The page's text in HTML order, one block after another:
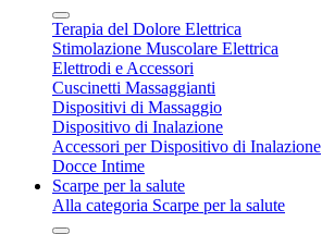
Terapia del Dolore Elettrica
Stimolazione Muscolare Elettrica
Elettrodi e Accessori
Cuscinetti Massaggianti
Dispositivi di Massaggio
Dispositivo di Inalazione
Accessori per Dispositivo di Inalazione
Docce Intime
Scarpe per la salute
Alla categoria Scarpe per la salute